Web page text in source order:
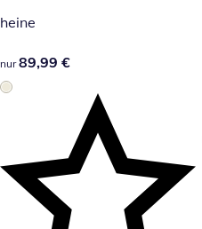
heine
89,99 €
nur 89,99 €